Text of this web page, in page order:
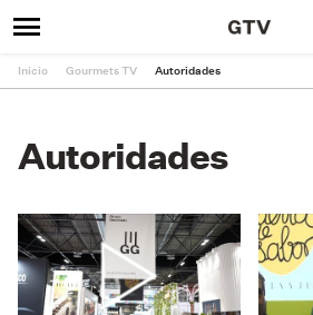
Inicio Gourmets TV Autoridades
Autoridades